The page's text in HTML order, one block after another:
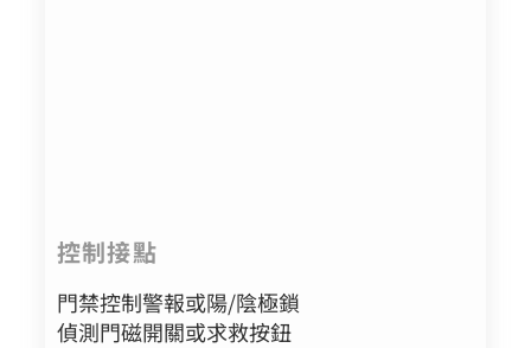
控制接點
門禁控制警報或陽/陰極鎖
偵測門磁開關或求救按鈕